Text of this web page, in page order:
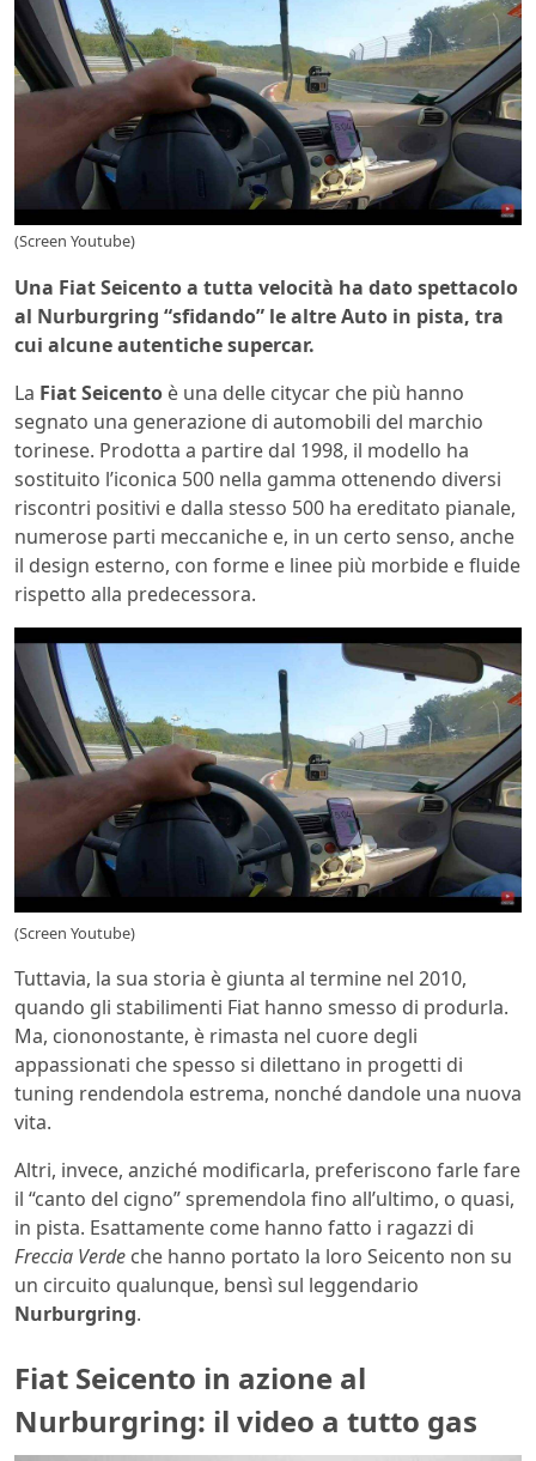
(Screen Youtube)
Una Fiat Seicento a tutta velocità ha dato spettacolo
al Nurburgring “sfidando” le altre Auto in pista, tra
cui alcune autentiche supercar.
La Fiat Seicento è una delle citycar che più hanno
segnato una generazione di automobili del marchio
torinese. Prodotta a partire dal 1998, il modello ha
sostituito l’iconica 500 nella gamma ottenendo diversi
riscontri positivi e dalla stesso 500 ha ereditato pianale,
numerose parti meccaniche e, in un certo senso, anche
il design esterno, con forme e linee più morbide e fluide
rispetto alla predecessora.
(Screen Youtube)
Tuttavia, la sua storia è giunta al termine nel 2010,
quando gli stabilimenti Fiat hanno smesso di produrla.
Ma, ciononostante, è rimasta nel cuore degli
appassionati che spesso si dilettano in progetti di
tuning rendendola estrema, nonché dandole una nuova
vita.
Altri, invece, anziché modificarla, preferiscono farle fare
il “canto del cigno” spremendola fino all’ultimo, o quasi,
in pista. Esattamente come hanno fatto i ragazzi di
Freccia Verde che hanno portato la loro Seicento non su
un circuito qualunque, bensì sul leggendario
Nurburgring.
Fiat Seicento in azione al
Nurburgring: il video a tutto gas